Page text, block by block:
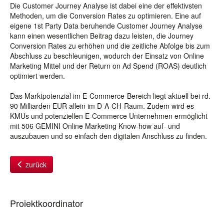
Die Customer Journey Analyse ist dabei eine der effektivsten
Methoden, um die Conversion Rates zu optimieren. Eine auf
eigene 1st Party Data beruhende Customer Journey Analyse
kann einen wesentlichen Beitrag dazu leisten, die Journey
Conversion Rates zu erhöhen und die zeitliche Abfolge bis zum
Abschluss zu beschleunigen, wodurch der Einsatz von Online
Marketing Mittel und der Return on Ad Spend (ROAS) deutlich
optimiert werden.
Das Marktpotenzial im E-Commerce-Bereich liegt aktuell bei rd.
90 Milliarden EUR allein im D-A-CH-Raum. Zudem wird es
KMUs und potenziellen E-Commerce Unternehmen ermöglicht
mit 506 GEMINI Online Marketing Know-how auf- und
auszubauen und so einfach den digitalen Anschluss zu finden.
zurück
Projektkoordinator